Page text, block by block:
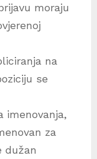
moraju
na
se
imenovanja,
za
dužan